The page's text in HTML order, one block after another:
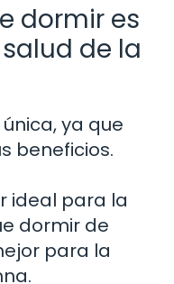
dormir es
de la
ya que
beneficios.
ideal para la
dormir de
para la